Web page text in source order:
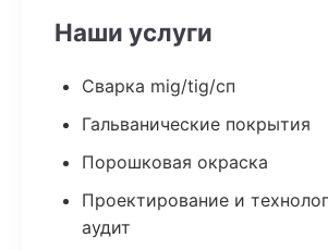
Наши услуги
Сварка mig/tig/сп
Гальванические покрытия
Порошковая окраска
Проектирование и
аудит